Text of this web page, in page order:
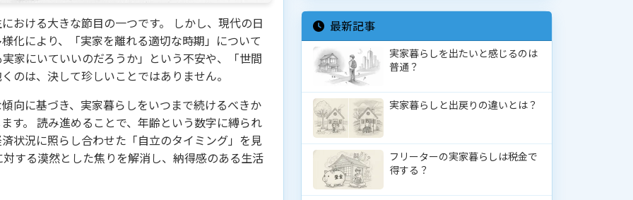
おける大きな節目の一つです。 しかし、現代の日
化により、「実家を離れる適切な時期」について
家にいていいのだろうか」という不安や、「世間
のは、決して珍しいことではありません。
向に基づき、実家暮らしをいつまで続けるべきか
す。 読み進めることで、年齢という数字に縛られ
状況に照らし合わせた「自立のタイミング」を見
する漠然とした焦りを解消し、納得感のある生活
最新記事
実家暮らしを出たいと感じるのは
普通？
実家暮らしと出戻りの違いとは？
フリーターの実家暮らしは税金で
得する？